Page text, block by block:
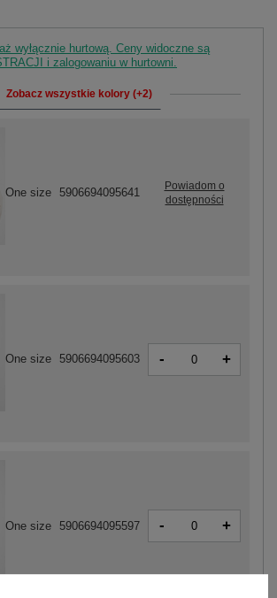
wyłącznie hurtową. Ceny widoczne są
i zalogowaniu w hurtowni.
Zobacz wszystkie kolory (+2)
One size 5906694095603 - +
One size 5906694095597 - +
One size 5906694095641
Powiadom o
dostępności